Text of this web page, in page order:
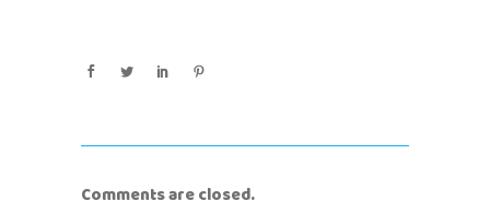
Comments are closed.